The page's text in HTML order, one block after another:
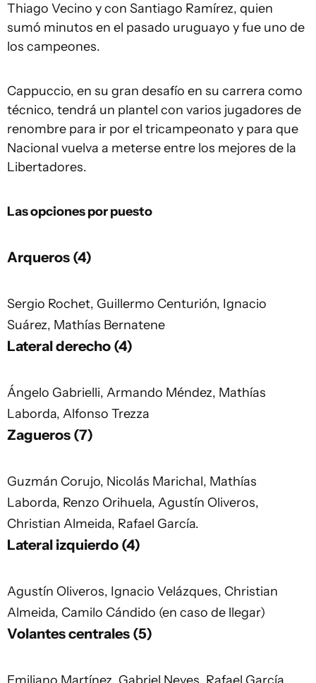
Thiago Vecino y con Santiago Ramírez, quien
sumó minutos en el pasado uruguayo y fue uno de
los campeones.
Cappuccio, en su gran desafío en su carrera como
técnico, tendrá un plantel con varios jugadores de
renombre para ir por el tricampeonato y para que
Nacional vuelva a meterse entre los mejores de la
Libertadores.
Las opciones por puesto
Arqueros (4)
Sergio Rochet, Guillermo Centurión, Ignacio
Suárez, Mathías Bernatene
Lateral derecho (4)
Ángelo Gabrielli, Armando Méndez, Mathías
Laborda, Alfonso Trezza
Zagueros (7)
Guzmán Corujo, Nicolás Marichal, Mathías
Laborda, Renzo Orihuela, Agustín Oliveros,
Christian Almeida, Rafael García.
Lateral izquierdo (4)
Agustín Oliveros, Ignacio Velázques, Christian
Almeida, Camilo Cándido (en caso de llegar)
Volantes centrales (5)